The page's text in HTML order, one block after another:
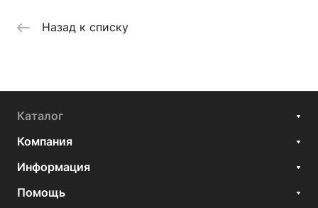
Назад к списку
Каталог
Компания
Информация
Помощь